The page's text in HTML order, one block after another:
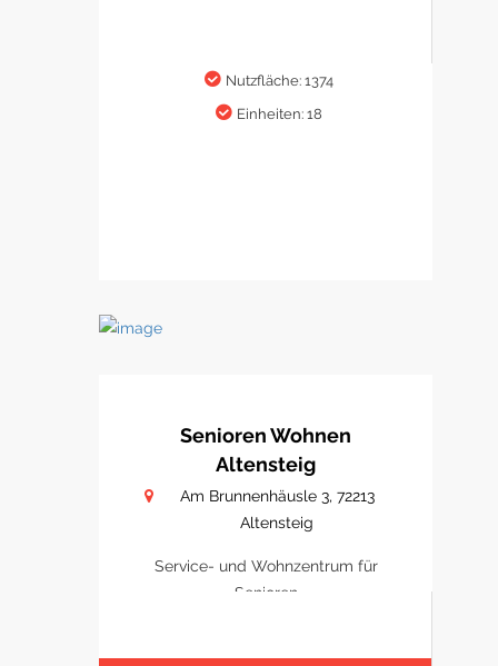
Nutzfläche: 1374
Einheiten: 18
Senioren Wohnen
Altensteig
Am Brunnenhäusle 3, 72213
Altensteig
Service- und Wohnzentrum für
Senioren